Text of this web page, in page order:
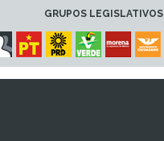
GRUPOS LEGISLATIVOS